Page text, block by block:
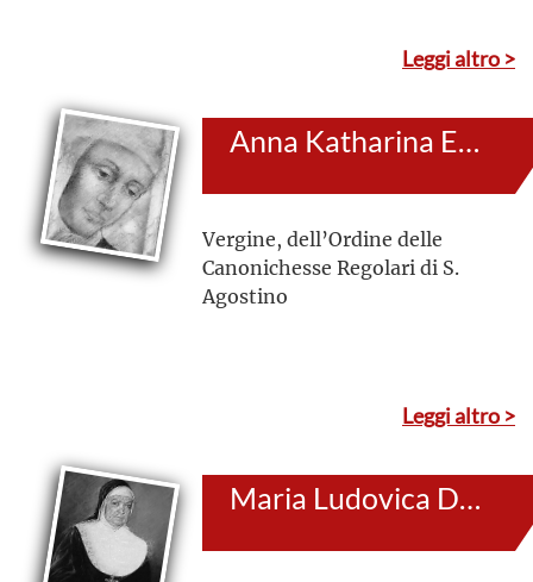
Leggi altro >
Anna Katharina Emmerick
Vergine, dell’Ordine delle
Canonichesse Regolari di S.
Agostino
Leggi altro >
Maria Ludovica De Angelis